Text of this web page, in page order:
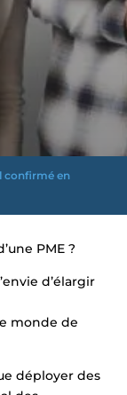
confirmé en
PME ?
d’élargir
monde de
déployer des